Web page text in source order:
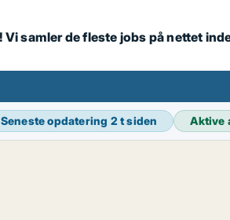
samler de fleste jobs på nettet
Seneste opdatering 2 t siden Aktive